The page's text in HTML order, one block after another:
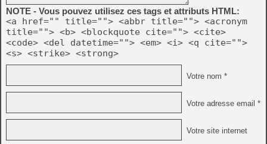
NOTE - Vous pouvez utilisez ces tags et attributs HTML:
<a href="" title=""> <abbr title=""> <acronym
title=""> <b> <blockquote cite=""> <cite>
<code> <del datetime=""> <em> <i> <q cite="">
<s> <strike> <strong>
Votre nom *
Votre adresse email *
Votre site internet